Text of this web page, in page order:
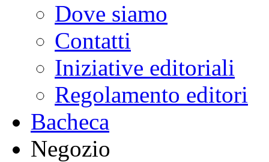
Dove siamo
Contatti
Iniziative editoriali
Regolamento editori
Bacheca
Negozio